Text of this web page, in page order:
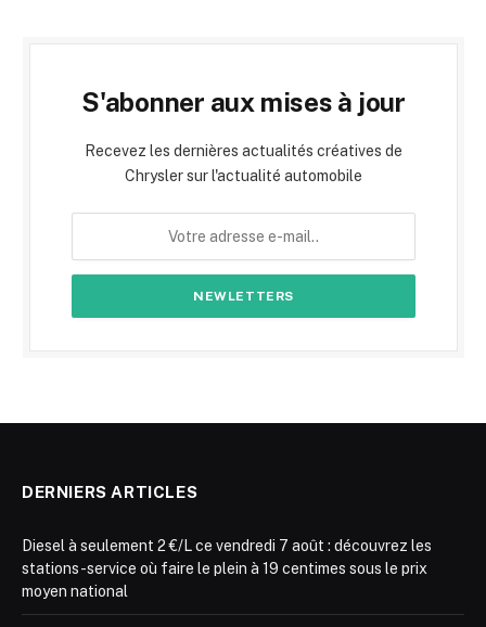
S'abonner aux mises à jour
Recevez les dernières actualités créatives de
Chrysler sur l'actualité automobile
DERNIERS ARTICLES
Diesel à seulement 2 €/L ce vendredi 7 août : découvrez les
stations-service où faire le plein à 19 centimes sous le prix
moyen national